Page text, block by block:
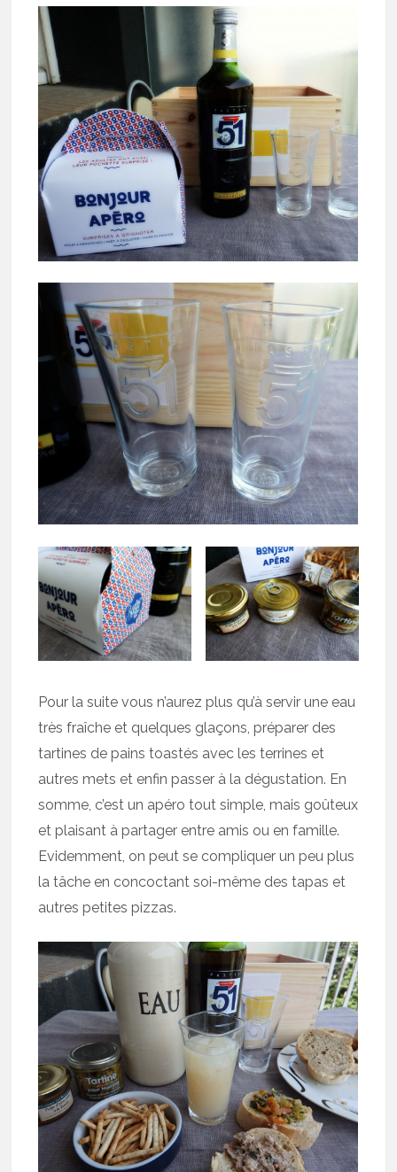
Pour la suite vous n’aurez plus qu’à servir une eau
très fraîche et quelques glaçons, préparer des
tartines de pains toastés avec les terrines et
autres mets et enfin passer à la dégustation. En
somme, c’est un apéro tout simple, mais goûteux
et plaisant à partager entre amis ou en famille.
Evidemment, on peut se compliquer un peu plus
la tâche en concoctant soi-même des tapas et
autres petites pizzas.